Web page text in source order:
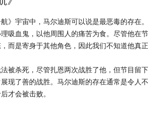
》宇宙中，马尔迪斯可以说是最恶毒的存在
吸血鬼，以他周围人的痛苦为食。尽管他在
而是寄身于其他角色，因此我们不知道他真正
被杀死，尽管扎恩两次战胜了他，但节目留
现了善的战胜。马尔迪斯的存在通常是令人
才会被击败。